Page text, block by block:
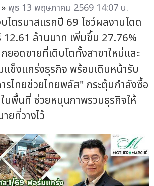
»พุธ 13 พฤษภาคม 2569 14:07 น.
ไตรมาสแรกปี 69 โชว์ผลงานโดด
12.61 ล้านบาท เพิ่มขึ้น 27.76%
ยอดขายที่เติบโตทั้งสาขาใหม่และ
แข็งแกร่งธุรกิจ พร้อมเดินหน้ารับ
รไทยช่วยไทยพลัส" กระตุ้นกำลังซื้อ
นพื้นที่ ช่วยหนุนภาพรวมธุรกิจให้
ยที่วางไว้